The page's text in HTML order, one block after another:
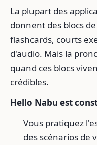
La plupart des
donnent des blocs
flashcards, courts
d'audio. Mais la
quand ces blocs
crédibles.
Hello Nabu est
Vous pratiquez
des scénarios de